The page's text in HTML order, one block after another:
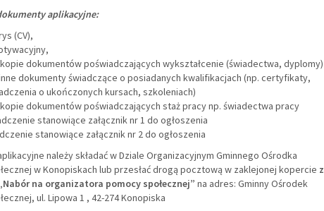
aplikacyjne:
(CV),
dokumentów poświadczających wykształcenie (świadectwa, dyplomy)
dokumenty świadczące o posiadanych kwalifikacjach (np. certyfikaty,
o ukończonych kursach, szkoleniach)
dokumentów poświadczających staż pracy np. świadectwa pracy
stanowiące załącznik nr 1 do ogłoszenia
stanowiące załącznik nr 2 do ogłoszenia
należy składać w Dziale Organizacyjnym Gminnego Ośrodka
w Konopiskach lub przesłać drogą pocztową w zaklejonej kopercie z
na organizatora pomocy społecznej” na adres: Gminny Ośrodek
ul. Lipowa 1 , 42-274 Konopiska